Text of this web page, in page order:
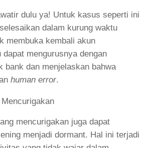
dulu ya! Untuk kasus seperti ini
dalam kurung waktu
membuka kembali akun
dapat mengurusnya dengan
bank dan menjelaskan bahwa
human error.
mencurigakan juga dapat
menjadi dormant. Hal ini terjadi